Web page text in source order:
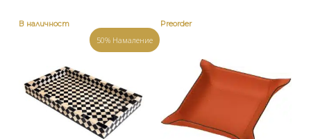
Gio Bagnara
Сребристо
Червено
Черно
В наличност
50% Намаление
Preorder